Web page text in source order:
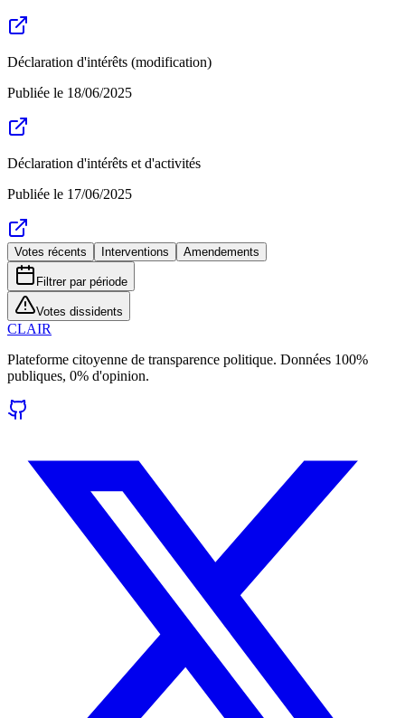
Déclaration d'intérêts (modification)
Publiée le 18/06/2025
Déclaration d'intérêts et d'activités
Publiée le 17/06/2025
Votes récents Interventions Amendements
Filtrer par période
Votes dissidents
CLAIR
Plateforme citoyenne de transparence politique. Données 100%
publiques, 0% d'opinion.